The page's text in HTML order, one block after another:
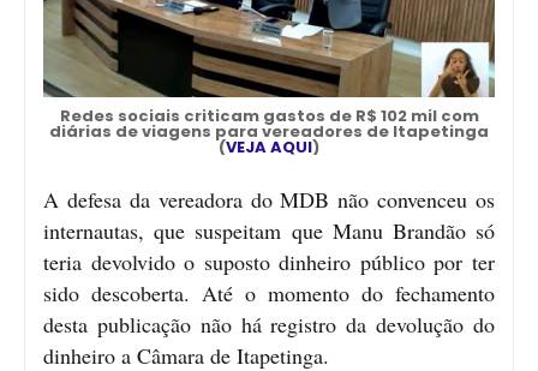
Redes sociais criticam gastos de R$ 102 mil com
diárias de viagens para vereadores de Itapetinga
(VEJA AQUI)
A defesa da vereadora do MDB não convenceu os
internautas, que suspeitam que Manu Brandão só
teria devolvido o suposto dinheiro público por ter
sido descoberta. Até o momento do fechamento
desta publicação não há registro da devolução do
dinheiro a Câmara de Itapetinga.